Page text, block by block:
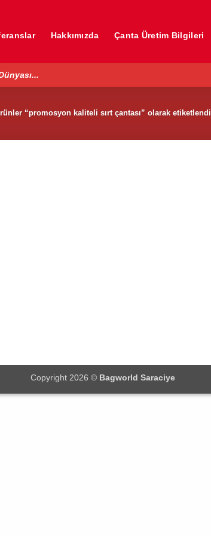
Hakkımızda Çanta Üretim Bilgileri
“promosyon kaliteli sırt çantası” olarak etiketlendi
Copyright 2026 © Bagworld Saraciye